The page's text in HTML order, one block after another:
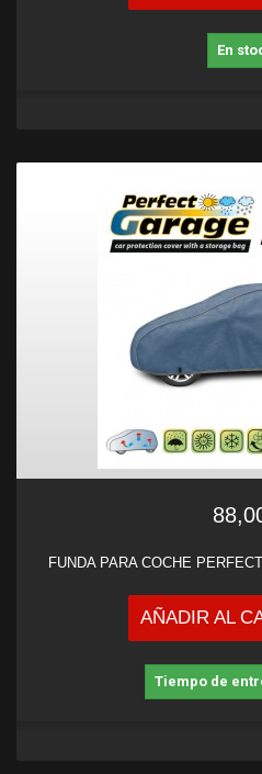
En
FUNDA PARA COCHE
AÑADIR AL
Tiempo de